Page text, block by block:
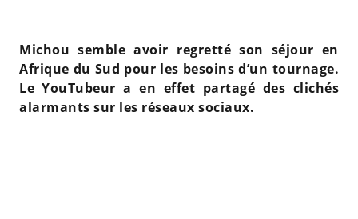
Michou semble avoir regretté son séjour en
Afrique du Sud pour les besoins d’un tournage.
Le YouTubeur a en effet partagé des clichés
alarmants sur les réseaux sociaux.